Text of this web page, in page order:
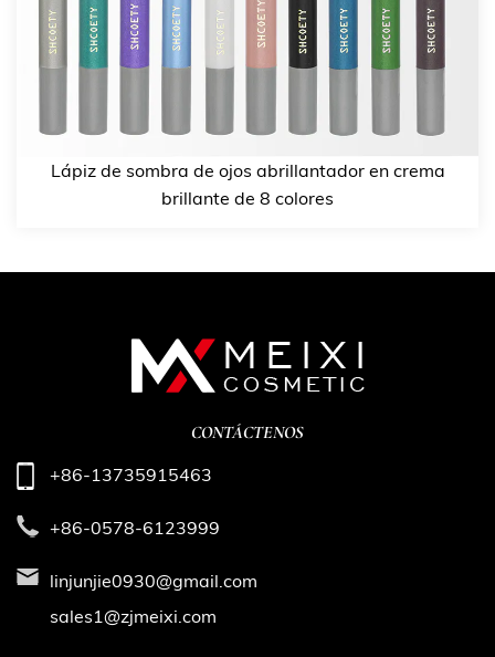
Lápiz de sombra de ojos abrillantador en crema
brillante de 8 colores
CONTÁCTENOS
+86-13735915463
+86-0578-6123999
linjunjie0930@gmail.com
sales1@zjmeixi.com